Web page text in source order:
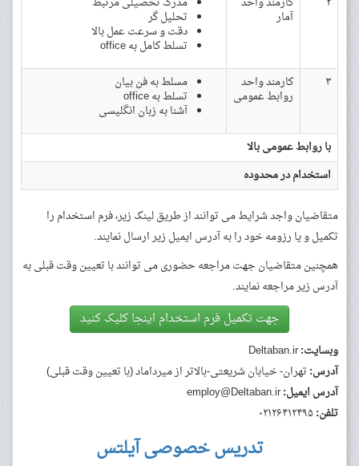
آمار تحلیل گر
دقت و سرعت عمل بالا
تسلط کامل به office
۳
کارمند واحد
روابط عمومی
مسلط به فن بیان
تسلط به office
آشنا به زبان انگلیسی
با روابط عمومی بالا
استخدام در محدوده
متقاضیان واجد شرایط می توانند از طریق لینک زیر، فرم استخدام را
تکمیل و یا رزومه خود را به آدرس ایمیل زیر ارسال نمایند.
همچنین متقاضیان جهت مراجعه حضوری می توانند با تعیین وقت قبلی به
آدرس زیر مراجعه نمایند.
جهت تکمیل فرم استخدام اینجا کلیک کنید
وبسایت:
آدرس: تهران- خیابان شریعتی-بالاتر از میرداماد (با تعیین وقت قبلی)
آدرس ایمیل:employ@Deltaban.ir
تلفن:۰۲۱۲۶۴۱۲۴۹۵
تدریس خصوصی آیلتس